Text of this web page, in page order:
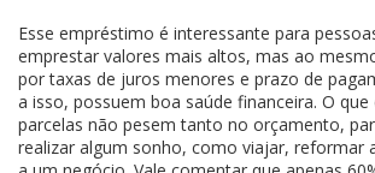
Esse empréstimo é interessante para
emprestar valores mais altos, mas ao
por taxas de juros menores e prazo de
a isso, possuem boa saúde financeira. O
parcelas não pesem tanto no orçamento,
realizar algum sonho, como viajar, reformar